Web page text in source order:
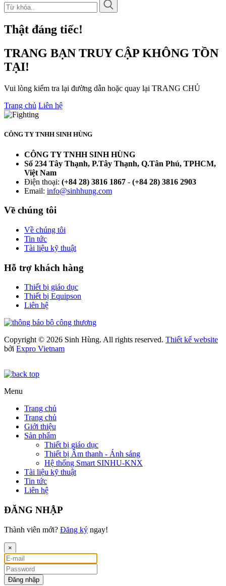
Thật đáng tiếc!
TRANG BẠN TRUY CẬP KHÔNG TỒN
TẠI!
Vui lòng kiểm tra lại đường dẫn hoặc quay lại TRANG CHỦ
Trang chủ Liên hệ
CÔNG TY TNHH SINH HÙNG
CÔNG TY TNHH SINH HÙNG
Số 234 Tây Thạnh, P.Tây Thạnh, Q.Tân Phú, TPHCM,
Việt Nam
Điện thoại: (+84 28) 3816 1867 - (+84 28) 3816 2903
Email: info@sinhhung.com
Về chúng tôi
Về chúng tôi
Tin tức
Tài liệu kỹ thuật
Hỗ trợ khách hàng
Thiết bị giáo dục
Thiết bị Equipson
Liên hệ
Copyright © 2026 Sinh Hùng. All rights reserved. Thiết kế website
bởi Expro Vietnam
Menu
Trang chủ
Trang chủ
Giới thiệu
Sản phẩm
Thiết bị giáo dục
Thiết bị Âm thanh - Ánh sáng
Hệ thống Smart SINHU-KNX
Tài liệu kỹ thuật
Tin tức
Liên hệ
ĐĂNG NHẬP
Thành viên mới? Đăng ký ngay!
×
Đăng nhập